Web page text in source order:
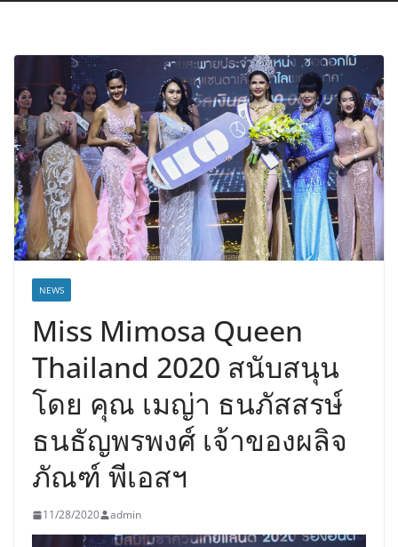
NEWS
Miss Mimosa Queen
Thailand 2020 สนับสนุน
โดย คุณ เมญ่า ธนภัสสรษ์
ธนธัญพรพงศ์ เจ้าของผลิจ
ภัณฑ์ พีเอสฯ
11/28/2020 admin